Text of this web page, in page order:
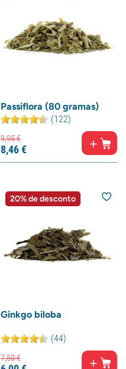
Passiflora (80 gramas)
(122)
9,95€
8,46€
20% de desconto
Ginkgo biloba
(44)
7,50€